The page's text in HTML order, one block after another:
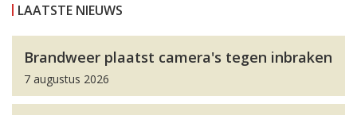
LAATSTE NIEUWS
Brandweer plaatst camera's tegen inbraken
7 augustus 2026